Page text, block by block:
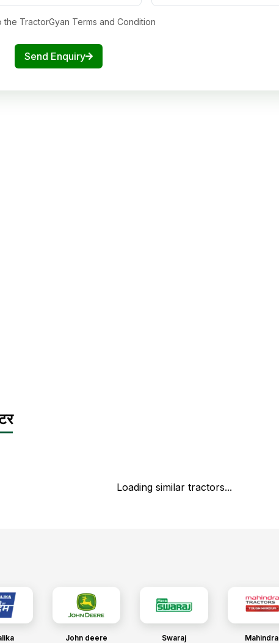
TractorGyan Terms and Condition
Send Enquiry
Loading similar tractors...
John deere Swaraj Mahindra